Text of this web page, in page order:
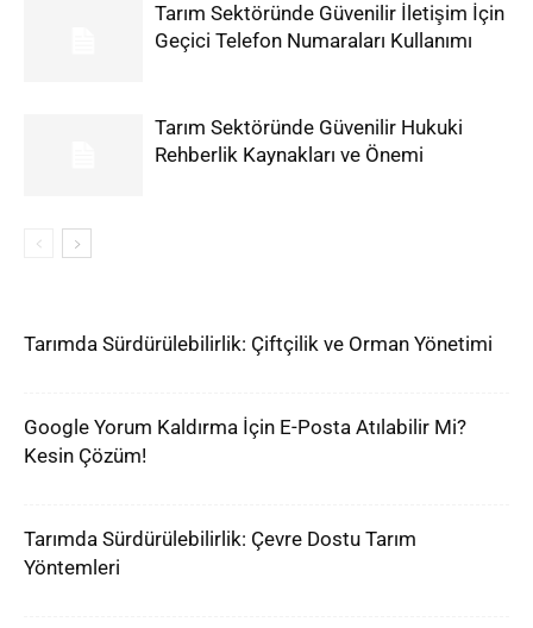
Tarım Sektöründe Güvenilir İletişim İçin
Geçici Telefon Numaraları Kullanımı
Tarım Sektöründe Güvenilir Hukuki
Rehberlik Kaynakları ve Önemi
Tarımda Sürdürülebilirlik: Çiftçilik ve Orman Yönetimi
Google Yorum Kaldırma İçin E-Posta Atılabilir Mi?
Kesin Çözüm!
Tarımda Sürdürülebilirlik: Çevre Dostu Tarım
Yöntemleri